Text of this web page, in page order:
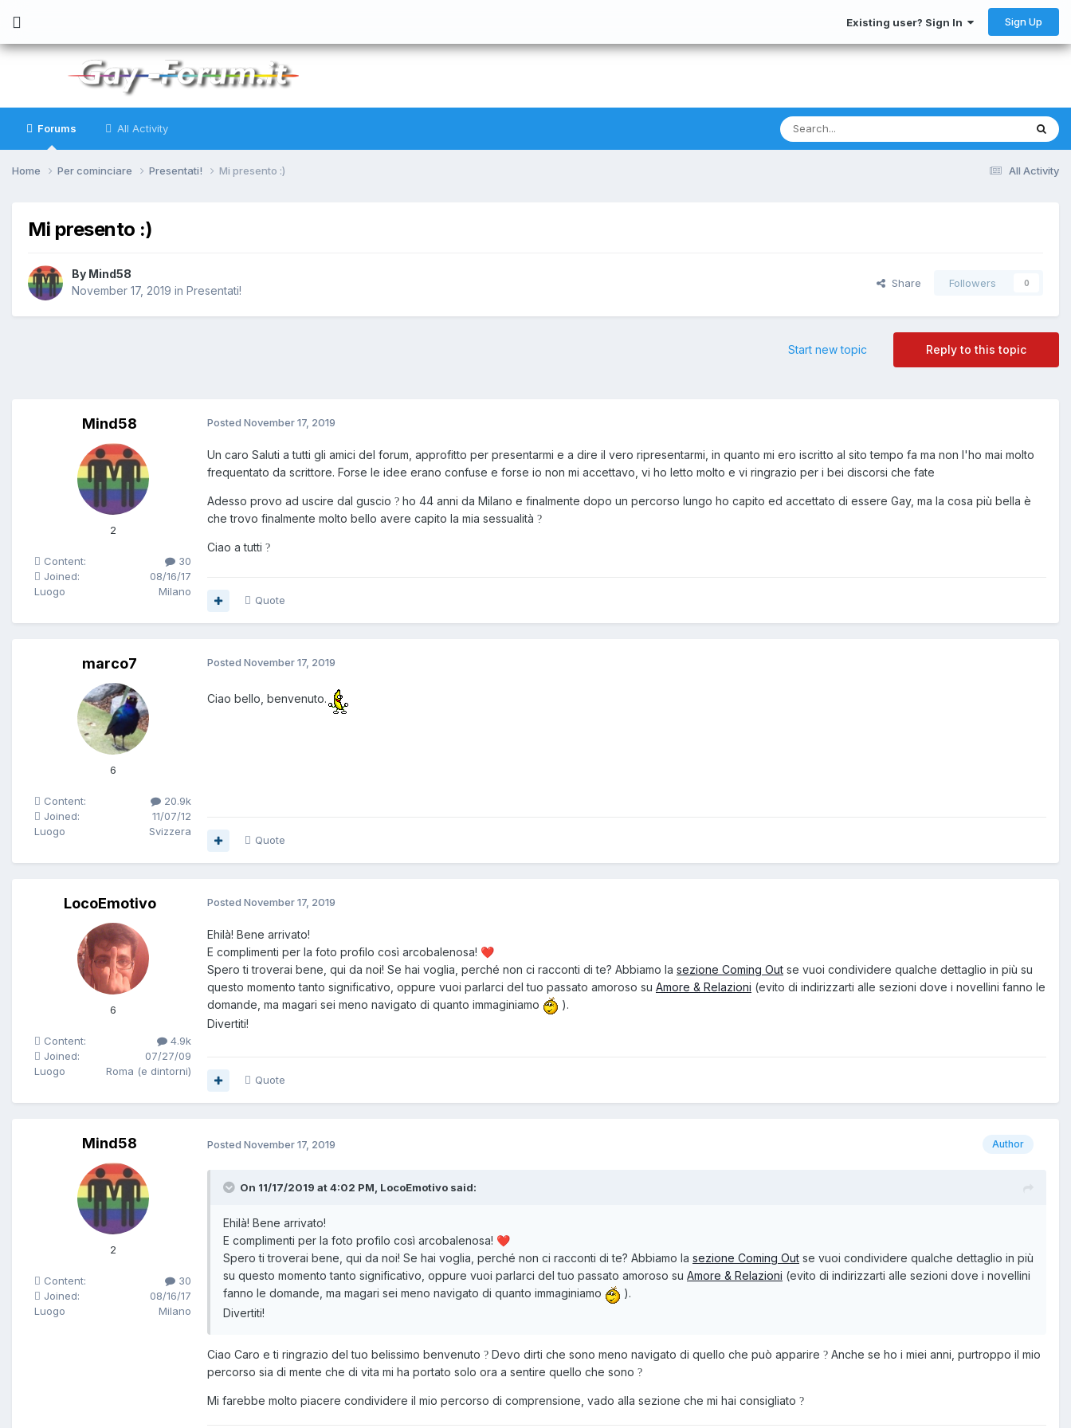
Existing user? Sign In Sign Up
Forums All Activity
All Activity
Home Per cominciare Presentati! Mi presento :)
Mi presento :)
By Mind58
November 17, 2019 in Presentati!
Share Followers 0
Reply to this topic
Start new topic
Mind58
2
Content:
30
Joined:
08/16/17
Luogo
Milano
Posted November 17, 2019
Un caro Saluti a tutti gli amici del forum, approfitto per presentarmi e a dire il vero ripresentarmi, in quanto mi ero iscritto al sito tempo fa ma non l'ho mai molto
frequentato da scrittore. Forse le idee erano confuse e forse io non mi accettavo, vi ho letto molto e vi ringrazio per i bei discorsi che fate
Adesso provo ad uscire dal guscio ? ho 44 anni da Milano e finalmente dopo un percorso lungo ho capito ed accettato di essere Gay, ma la cosa più bella è
che trovo finalmente molto bello avere capito la mia sessualità ?
Ciao a tutti ?
Quote
marco7
6
Content:
20.9k
Joined:
11/07/12
Luogo
Svizzera
Posted November 17, 2019
Ciao bello, benvenuto.
Quote
LocoEmotivo
6
Content:
4.9k
Joined:
07/27/09
Luogo
Roma (e dintorni)
Posted November 17, 2019
Ehilà! Bene arrivato!
E complimenti per la foto profilo così arcobalenosa! ❤️
Spero ti troverai bene, qui da noi! Se hai voglia, perché non ci racconti di te? Abbiamo la sezione Coming Out se vuoi condividere qualche dettaglio in più su
questo momento tanto significativo, oppure vuoi parlarci del tuo passato amoroso su Amore & Relazioni (evito di indirizzarti alle sezioni dove i novellini fanno le
domande, ma magari sei meno navigato di quanto immaginiamo
).
Divertiti!
Quote
Mind58
2
Content:
30
Joined:
08/16/17
Luogo
Milano
Author
Posted November 17, 2019
On 11/17/2019 at 4:02 PM, LocoEmotivo said:
Ehilà! Bene arrivato!
E complimenti per la foto profilo così arcobalenosa! ❤️
Spero ti troverai bene, qui da noi! Se hai voglia, perché non ci racconti di te? Abbiamo la sezione Coming Out se vuoi condividere qualche dettaglio in più
su questo momento tanto significativo, oppure vuoi parlarci del tuo passato amoroso su Amore & Relazioni (evito di indirizzarti alle sezioni dove i novellini
fanno le domande, ma magari sei meno navigato di quanto immaginiamo
).
Divertiti!
Ciao Caro e ti ringrazio del tuo belissimo benvenuto ? Devo dirti che sono meno navigato di quello che può apparire ? Anche se ho i miei anni, purtroppo il mio
percorso sia di mente che di vita mi ha portato solo ora a sentire quello che sono ?
Mi farebbe molto piacere condividere il mio percorso di comprensione, vado alla sezione che mi hai consigliato ?